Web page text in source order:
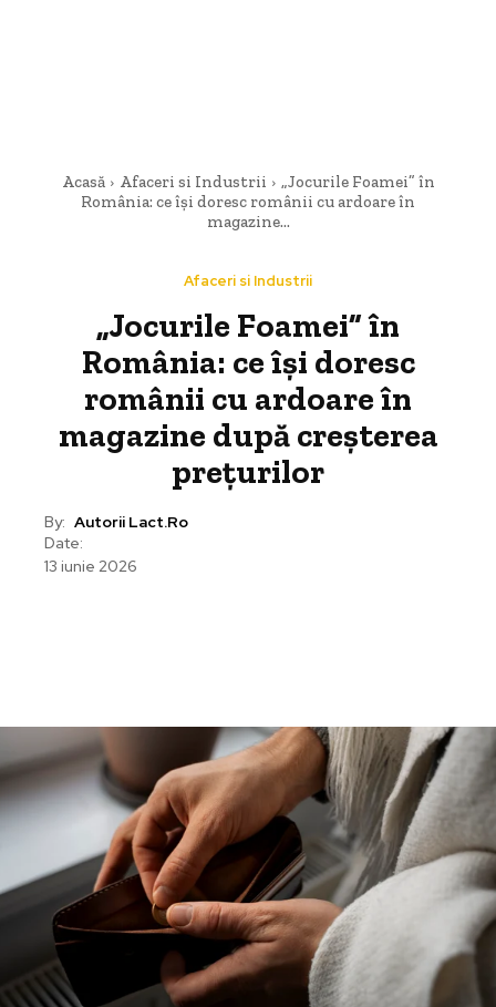
Acasă Afaceri si Industrii
„Jocurile Foamei” în
România: ce își doresc românii cu ardoare în
magazine...
Afaceri si Industrii
„Jocurile Foamei” în
România: ce își doresc
românii cu ardoare în
magazine după creșterea
prețurilor
By: Autorii Lact.ro
Date:
13 iunie 2026